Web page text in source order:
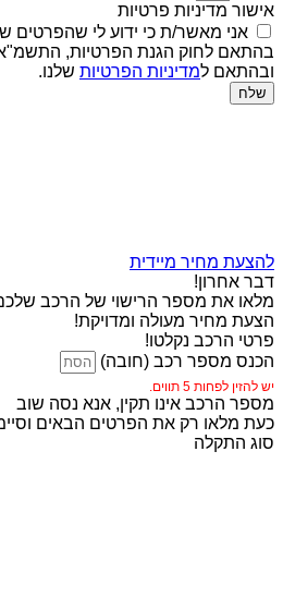
אישור מדיניות פרטיות
אני מאשר/ת כי ידוע לי שהפרטים
ובהתאם למדיניות הפרטיות שלנו.
שלח
להצעת מחיר מיידית
דבר אחרון!
מלאו את מספר הרישוי של הרכב שלכם
הצעת מחיר מעולה ומדויקת!
פרטי הרכב נקלטו!
הכנס מספר רכב (חובה)
יש להזין לפחות 5 תווים.
מספר הרכב אינו תקין, אנא נסה שוב
כעת מלאו רק את הפרטים הבאים
סוג התקלה